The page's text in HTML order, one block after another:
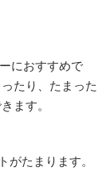
におすすめで
たり、たまった
ます。
たまります。